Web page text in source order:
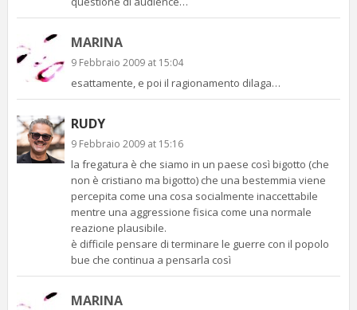
MARINA
9 Febbraio 2009 at 15:04
esattamente, e poi il ragionamento dilaga…
RUDY
9 Febbraio 2009 at 15:16
la fregatura è che siamo in un paese così bigotto (che
non è cristiano ma bigotto) che una bestemmia viene
percepita come una cosa socialmente inaccettabile
mentre una aggressione fisica come una normale
reazione plausibile.
è difficile pensare di terminare le guerre con il popolo
bue che continua a pensarla così
MARINA